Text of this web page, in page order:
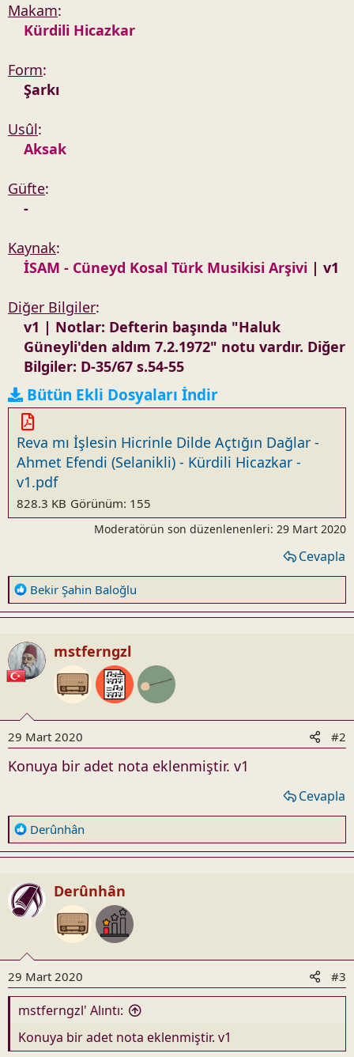
Makam:
Kürdili Hicazkar
Form:
Şarkı
Usûl:
Aksak
Güfte:
-
Kaynak:
İSAM - Cüneyd Kosal Türk Musikisi Arşivi | v1
Diğer Bilgiler:
v1 | Notlar: Defterin başında "Haluk
Güneyli'den aldım 7.2.1972" notu vardır. Diğer
Bilgiler: D-35/67 s.54-55
Bütün Ekli Dosyaları İndir
Reva mı İşlesin Hicrinle Dilde Açtığın Dağlar -
Ahmet Efendi (Selanikli) - Kürdili Hicazkar -
v1.pdf
828.3 KB Görünüm: 155
Moderatörün son düzenlenenleri: 29 Mart 2020
Cevapla
R
e
a
c
t
i
s
:
Bekir Şahin Baloğlu
mstferngzl
29 Mart 2020 #2
Konuya bir adet nota eklenmiştir. v1
Cevapla
R
e
a
t
i
s
:
Derûnhân
Derûnhân
29 Mart 2020 #3
mstferngzl' Alıntı:
Konuya bir adet nota eklenmiştir. v1